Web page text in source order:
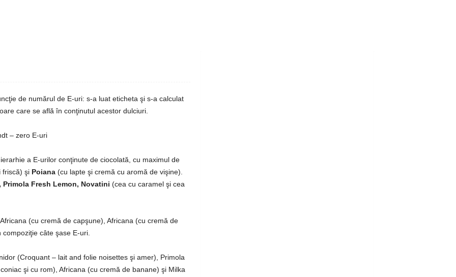
de numărul de E-uri: s-a luat eticheta şi s-a calculat
care se află în conţinutul acestor dulciuri.
– zero E-uri
a E-urilor conţinute de ciocolată, cu maximul de
friscă) şi Poiana(cu lapte şi cremă cu aromă de vişine).
Primola Fresh Lemon, Novatini (cea cu caramel şi cea
(cu cremă de capşune), Africana (cu cremă de
câte şase E-uri.
(Croquant – lait and folie noisettes şi amer), Primola
şi cu rom), Africana (cu cremă de banane) şi Milka